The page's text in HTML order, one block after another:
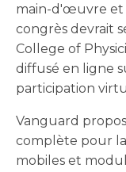
main-d'œuvre et
congrès devrait
College of
diffusé en ligne
participation
Vanguard
complète pour la
mobiles et